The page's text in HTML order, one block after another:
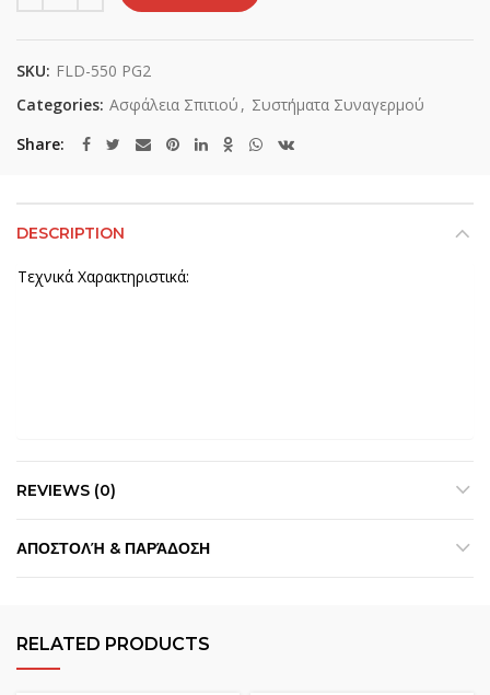
SKU: FLD-550 PG2
Categories: Ασφάλεια Σπιτιού , Συστήματα Συναγερμού
Share
DESCRIPTION
Τεχνικά Χαρακτηριστικά:
REVIEWS (0)
ΑΠΟΣΤΟΛΉ & ΠΑΡΆΔΟΣΗ
RELATED PRODUCTS